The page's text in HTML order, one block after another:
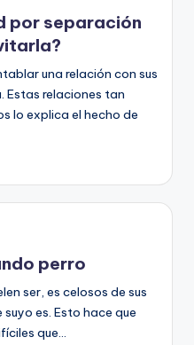
por separación
una relación con sus
Estas relaciones tan
lo explica el hecho de
perro
ser, es celosos de sus
es. Esto hace que
que…